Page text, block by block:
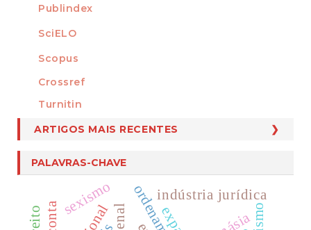
Publindex
SciELO
Scopus
MEMBRO DE
Crossref
Turnitin
ARTIGOS MAIS RECENTES
PALAVRAS-CHAVE
indústria jurídica
sexismo